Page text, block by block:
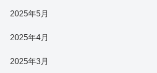
2025年5月
2025年4月
2025年3月